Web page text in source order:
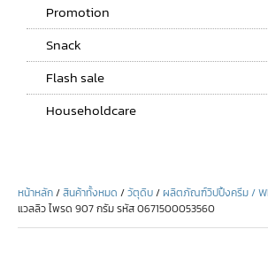
Promotion
Snack
Flash sale
Householdcare
หน้าหลัก/สินค้าทั้งหมด /วัตุดิบ/ผลิตภัณฑ์วิปปิ้งครีม /
แวลลิว ไพรด 907 กรัม รหัส 0671500053560